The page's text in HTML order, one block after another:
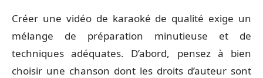
Créer une vidéo de karaoké de qualité exige un
mélange de préparation minutieuse et de
techniques adéquates. D’abord, pensez à bien
choisir une chanson dont les droits d’auteur sont